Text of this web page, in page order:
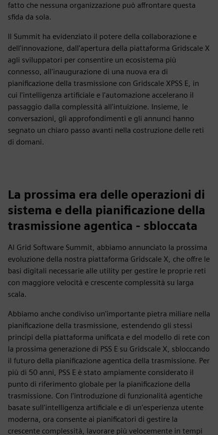
fatto che nessuna organizzazione può affrontare questa
sfida da sola.
Il Summit ha evidenziato il potere della collaborazione e
dell'innovazione, dall'apertura della piattaforma Gridscale X
agli sviluppatori per consentire un ecosistema più
connesso, all'inaugurazione di una nuova era di
pianificazione della trasmissione con Gridscale XPSS E, in
cui l'intelligenza artificiale e l'automazione accelerano il
passaggio dalla complessità all'intuizione. Insieme, le
conversazioni, gli approfondimenti e gli annunci hanno
segnato un chiaro passo avanti nella costruzione delle reti
di domani.
La prossima era delle operazioni di
sistema e della pianificazione della
trasmissione agentica - sbloccata
Al Grid Software Summit, abbiamo annunciato la prossima
evoluzione della nostra piattaforma Gridscale X, che offre le
basi digitali necessarie alle utility per gestire le proprie reti
con maggiore velocità e crescente complessità su larga
scala.
Abbiamo anche condiviso un'importante pietra miliare nella
pianificazione della trasmissione, estendendo gli stessi
principi della piattaforma unificata e del modello di rete con
la prossima generazione di PSS E su Gridscale X, sbloccando
il futuro della pianificazione agentica della trasmissione. Per
più di 50 anni, PSS E è stato ampiamente considerato il
punto di riferimento globale per la pianificazione della
trasmissione. Con l'introduzione di funzionalità agentiche
basate sull'intelligenza artificiale e di un'esperienza utente
moderna, ora consente ai pianificatori di gestire la
crescente complessità, lavorare più velocemente in tempi